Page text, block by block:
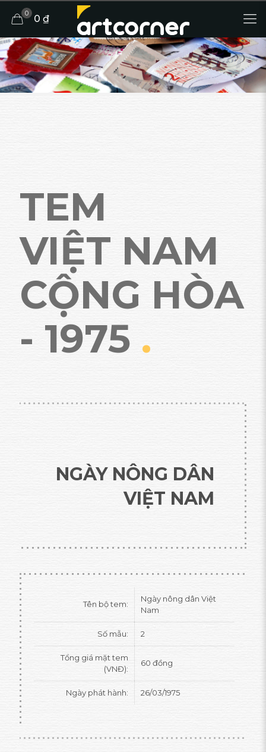
0 0 ₫
TEM
VIỆT NAM
CỘNG HÒA
- 1975 .
NGÀY NÔNG DÂN
VIỆT NAM
Tên bộ tem:
Ngày nông dân Việt
Nam
Số mẫu: 2
Tổng giá mặt tem
(VNĐ):
60 đồng
Ngày phát hành: 26/03/1975